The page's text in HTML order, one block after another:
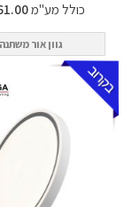
כולל מע"מ161.00 ₪
גוון אור משתנה